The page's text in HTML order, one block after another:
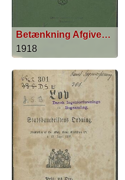
Betænkning Afgiven Af Kommissionen Angaaende Sikkerhedsforholdene Ved Statsbanerne
1918